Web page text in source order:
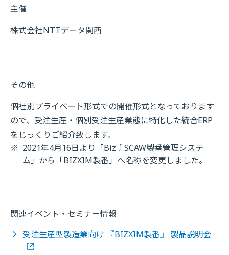
主催
株式会社NTTデータ関西
その他
個社別プライベート形式での開催形式となっております
ので、受注生産・個別受注生産業態に特化した統合ERP
をじっくりご紹介致します。
※ 2021年4月16日より「Biz∫SCAW製番管理システ
ム」から「BIZXIM製番」へ名称を変更しました。
関連イベント・セミナー情報
受注生産型製造業向け 『BIZXIM製番』 製品説明会